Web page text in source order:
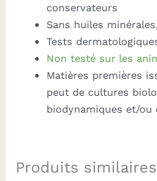
conservateurs
Sans huiles
Tests
Non testé sur les
Matières premières
peut de cultures
biodynamiques et/ou
Produits similaires